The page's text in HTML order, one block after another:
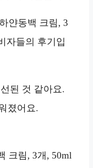
얀동백 크림, 3
자들의 후기입
된 것 같아요.
졌어요.
크림, 3개, 50ml